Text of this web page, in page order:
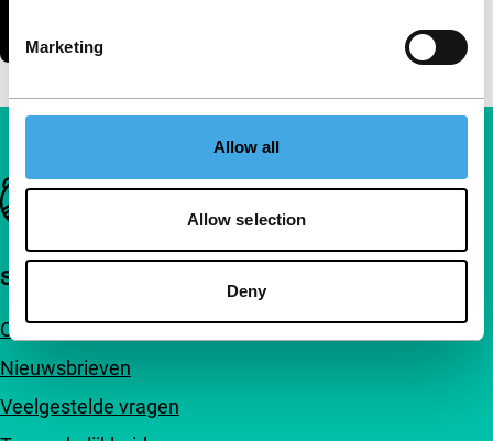
Marketing
Allow all
Allow selection
Deny
Belangrijke links
Snel naar
Over ons
Nieuwsbrieven
Veelgestelde vragen